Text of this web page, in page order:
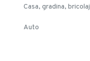
Casa, gradina, bricolaj
Auto